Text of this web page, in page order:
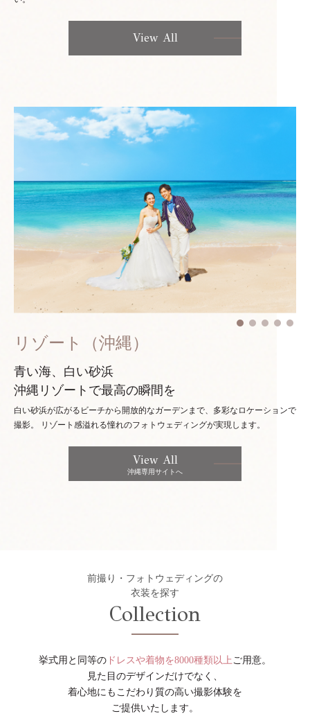
View All
リゾート（沖縄）
青い海、白い砂浜
沖縄リゾートで最高の瞬間を
白い砂浜が広がるビーチから開放的なガーデンまで、多彩なロケーションで
撮影。
リゾート感溢れる憧れのフォトウェディングが実現します。
View All
沖縄専用サイトへ
前撮り・フォトウェディングの
衣装を探す
Collection
挙式用と同等の ドレスや着物を8000種類以上 ご用意。
見た目のデザインだけでなく、
着心地にもこだわり質の高い撮影体験を
ご提供いたします。